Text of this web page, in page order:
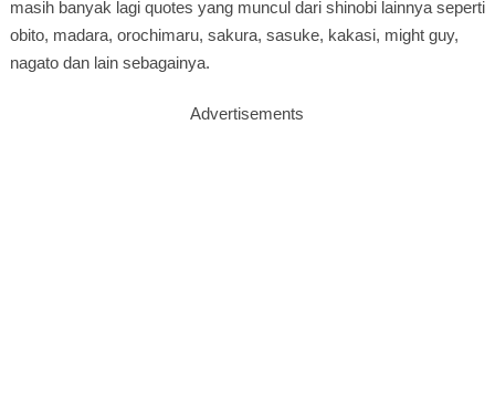
masih banyak lagi quotes yang muncul dari shinobi lainnya seperti
obito, madara, orochimaru, sakura, sasuke, kakasi, might guy,
nagato dan lain sebagainya.
Advertisements